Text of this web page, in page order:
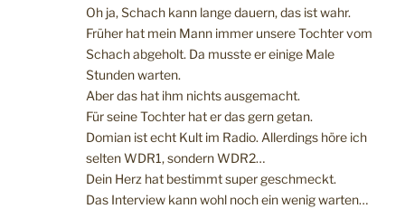
Oh ja, Schach kann lange dauern, das ist wahr.
Früher hat mein Mann immer unsere Tochter vom
Schach abgeholt. Da musste er einige Male
Stunden warten.
Aber das hat ihm nichts ausgemacht.
Für seine Tochter hat er das gern getan.
Domian ist echt Kult im Radio. Allerdings höre ich
selten WDR1, sondern WDR2…
Dein Herz hat bestimmt super geschmeckt.
Das Interview kann wohl noch ein wenig warten…